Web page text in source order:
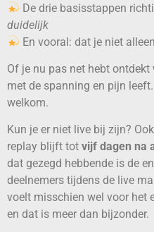
De drie basisstappen
duidelijk
En vooral: dat je niet
Of je nu pas net hebt
met de spanning en pijn
welkom.
Kun je er niet live bij zijn?
replay blijft tot vijf dagen na
dat gezegd hebbende is de
deelnemers tijdens de live
voelt misschien wel voor het
en dat is meer dan bijzonder.